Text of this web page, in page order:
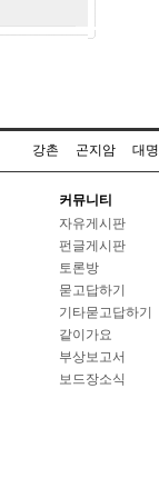
강촌 곤지암 대명
커뮤니티
자유게시판
펀글게시판
토론방
묻고답하기
기타묻고답하기
같이가요
부상보고서
보드장소식